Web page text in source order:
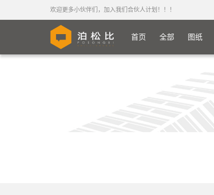
欢迎更多小伙伴们，加入我们合伙人计划！！！
首页 全部 图纸